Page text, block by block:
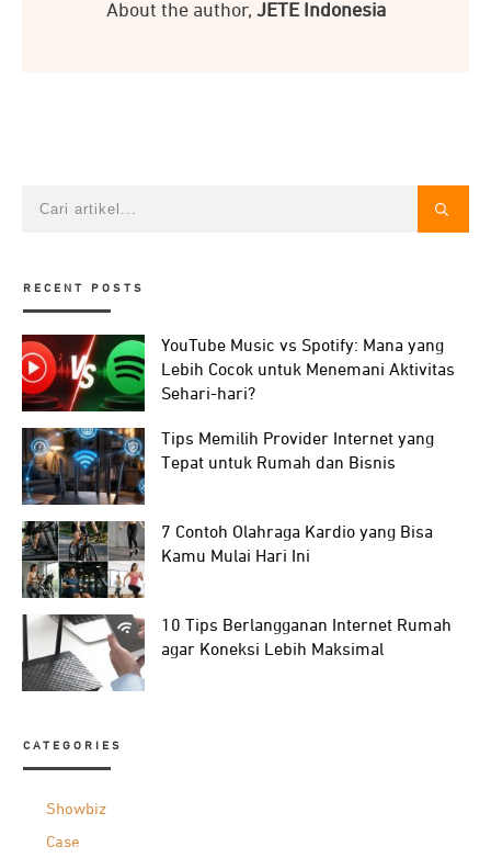
About the author, JETE Indonesia
RECENT POSTS
YouTube Music vs Spotify: Mana yang
Lebih Cocok untuk Menemani Aktivitas
Sehari-hari?
Tips Memilih Provider Internet yang
Tepat untuk Rumah dan Bisnis
7 Contoh Olahraga Kardio yang Bisa
Kamu Mulai Hari Ini
10 Tips Berlangganan Internet Rumah
agar Koneksi Lebih Maksimal
CATEGORIES
Showbiz
Case